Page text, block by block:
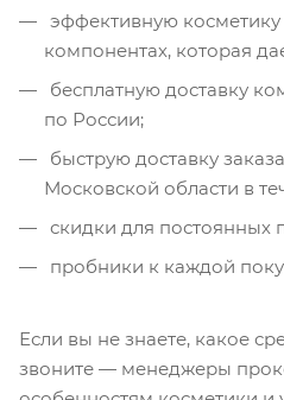
эффективную косметику
компонентах, которая
бесплатную доставку
по России;
быструю доставку
Московской области в
скидки для постоянных
пробники к каждой
Если вы не знаете, какое
звоните — менеджеры